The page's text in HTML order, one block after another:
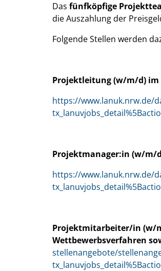
Das fünfköpfige
die Auszahlung der
Folgende Stellen werden
Projektleitung (w/m/d) im
https://www.lanuk.nrw.de/
Projektmanager:in (w/m/
https://www.lanuk.nrw.de/
Projektmitarbeiter/in (w/
Wettbewerbsverfahren
stellenangebote/